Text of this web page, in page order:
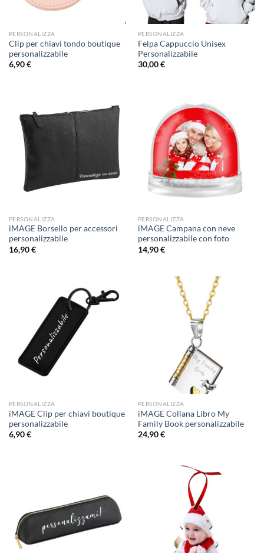
PERSONALIZZA
Clip per chiavi tondo boutique
personalizzabile
6,90€
PERSONALIZZA
Felpa Cappuccio Unisex
Personalizzabile
30,00€
PERSONALIZZA
iMAGE Borsello per accessori
personalizzabile
16,90€
PERSONALIZZA
iMAGE Campana con neve
personalizzabile con foto
14,90€
PERSONALIZZA
iMAGE Clip per chiavi boutique
personalizzabile
6,90€
PERSONALIZZA
iMAGE Collana Libro My
Family Book personalizzabile
24,90€